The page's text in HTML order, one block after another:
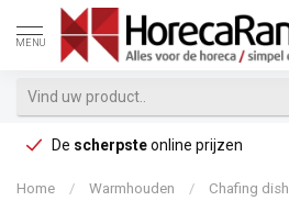
MENU
De scherpsteonline prijzen
Home / Warmhouden / Chafing dish